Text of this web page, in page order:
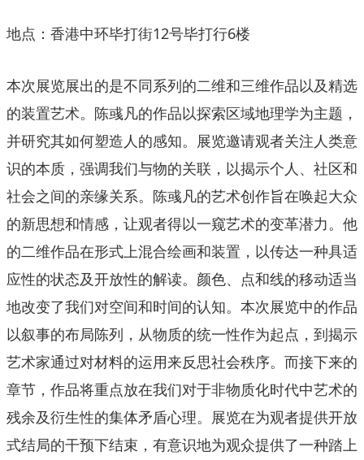
地点：香港中环毕打街12号毕打行6楼
本次展览展出的是不同系列的二维和三维作品以及精选
的装置艺术。陈彧凡的作品以探索区域地理学为主题，
并研究其如何塑造人的感知。展览邀请观者关注人类意
识的本质，强调我们与物的关联，以揭示个人、社区和
社会之间的亲缘关系。陈彧凡的艺术创作旨在唤起⼤众
的新思想和情感，让观者得以一窥艺术的变革潜力。他
的二维作品在形式上混合绘画和装置，以传达一种具适
应性的状态及开放性的解读。颜色、点和线的移动适当
地改变了我们对空间和时间的认知。本次展览中的作品
以叙事的布局陈列，从物质的统一性作为起点，到揭示
艺术家通过对材料的运用来反思社会秩序。而接下来的
章节，作品将重点放在我们对于非物质化时代中艺术的
残余及衍生性的集体矛盾心理。展览在为观者提供开放
式结局的干预下结束，有意识地为观众提供了一种踏上